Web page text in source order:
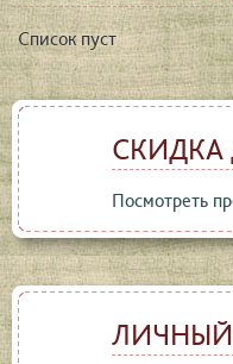
Список пуст
СКИДКА
Посмотреть
ЛИЧНЫЙ